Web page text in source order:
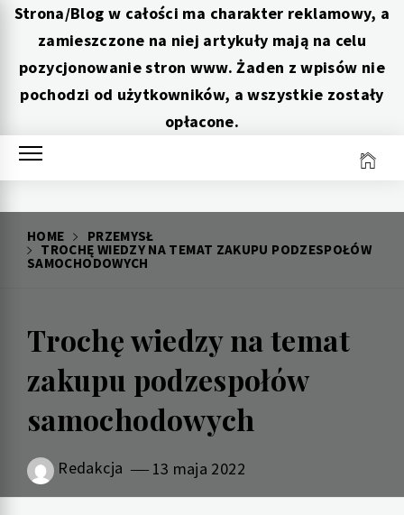
Strona/Blog w całości ma charakter reklamowy, a
zamieszczone na niej artykuły mają na celu
pozycjonowanie stron www. Żaden z wpisów nie
pochodzi od użytkowników, a wszystkie zostały
opłacone.
Skip
HOME
PRZEMYSŁ
TROCHĘ WIEDZY NA TEMAT ZAKUPU PODZESPOŁÓW
SAMOCHODOWYCH
Trochę wiedzy na temat
zakupu podzespołów
samochodowych
Redakcja 13 maja 2022